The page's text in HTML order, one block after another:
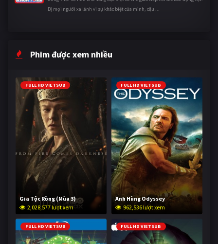
Bị mọi người xa lánh vì sự khác biệt của mình, cậu ...
Phim được xem nhiều
FULL HD VIETSUB
Gia Tộc Rồng (Mùa 3)
2,028,577 lượt xem
FULL HD VIETSUB
Anh Hùng Odyssey
962,536 lượt xem
FULL HD VIETSUB FULL HD VIETSUB